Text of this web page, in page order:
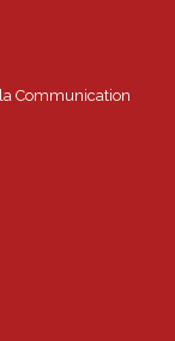
Communication